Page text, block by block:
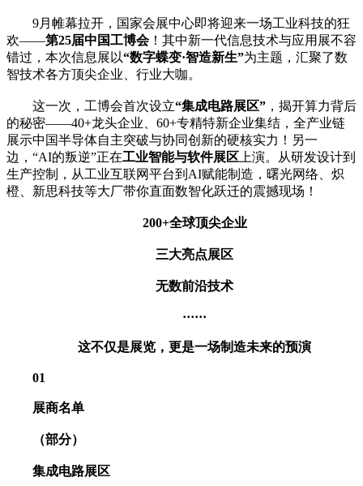
9月帷幕拉开，国家会展中心即将迎来一场工业科技的狂
欢——第25届中国工博会！其中新一代信息技术与应用展不容
错过，本次信息展以“数字蝶变·智造新生”为主题，汇聚了数
智技术各方顶尖企业、行业大咖。
这一次，工博会首次设立“集成电路展区” ，揭开算力背后
的秘密——40+龙头企业、60+专精特新企业集结，全产业链
展示中国半导体自主突破与协同创新的硬核实力！另一
边，“AI的叛逆”正在工业智能与软件展区 上演。从研发设计到
生产控制，从工业互联网平台到AI赋能制造，曙光网络、炽
橙、新思科技等大厂带你直面数智化跃迁的震撼现场！
200+全球顶尖企业
三大亮点展区
无数前沿技术
······
这不仅是展览， 更是一场制造未来的预演
01
展商名单
（部分）
集成电路展区